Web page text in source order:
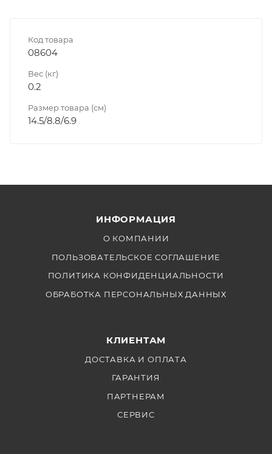
Код товара
08604
Вес (кг)
0.2
Размер товара (см)
14.5/8.8/6.9
ИНФОРМАЦИЯ
О КОМПАНИИ
ПОЛЬЗОВАТЕЛЬСКОЕ СОГЛАШЕНИЕ
ПОЛИТИКА КОНФИДЕНЦИАЛЬНОСТИ
ОБРАБОТКА ПЕРСОНАЛЬНЫХ ДАННЫХ
КЛИЕНТАМ
ДОСТАВКА И ОПЛАТА
ГАРАНТИЯ
ПАРТНЕРАМ
СЕРВИС